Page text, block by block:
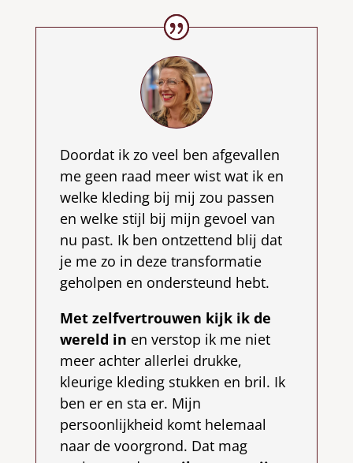
Doordat ik zo veel ben afgevallen
me geen raad meer wist wat ik en
welke kleding bij mij zou passen
en welke stijl bij mijn gevoel van
nu past. Ik ben ontzettend blij dat
je me zo in deze transformatie
geholpen en ondersteund hebt.
Met zelfvertrouwen kijk ik de
wereld in en verstop ik me niet
meer achter allerlei drukke,
kleurige kleding stukken en bril. Ik
ben er en sta er. Mijn
persoonlijkheid komt helemaal
naar de voorgrond. Dat mag